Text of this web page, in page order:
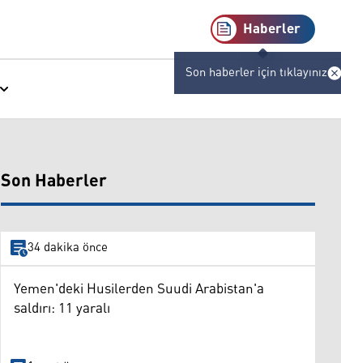
Haberler
Son haberler için tıklayınız
Son Haberler
34 dakika önce
Yemen'deki Husilerden Suudi Arabistan'a
saldırı: 11 yaralı